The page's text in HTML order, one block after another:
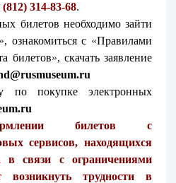
(812) 314-83-68.
билетов необходимо зайти
», ознакомитьсяс «Правилами
билетов», скачать заявление
по покупке электронных
билетов с
сервисов, находящихся
связи с ограничениями
возникнуть трудности в